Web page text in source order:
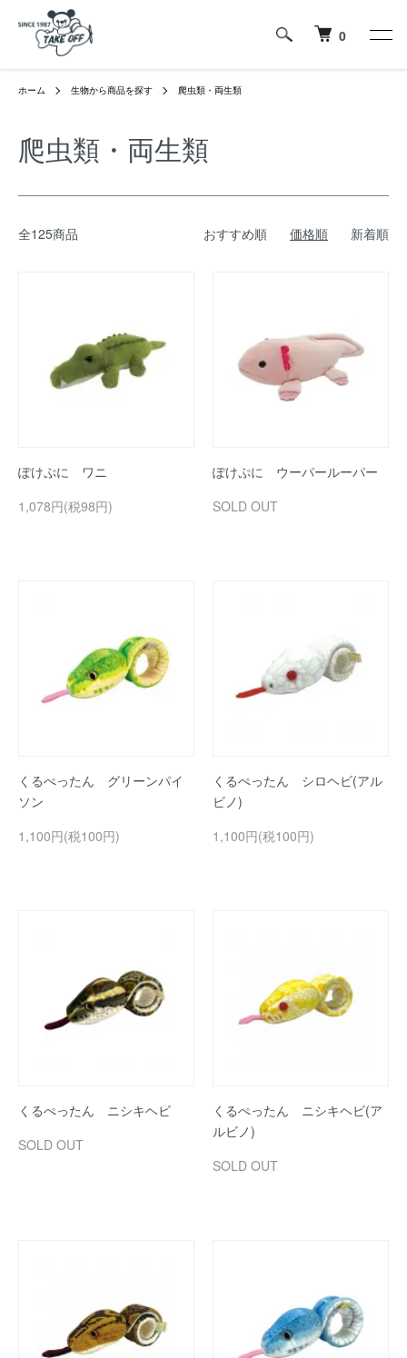
0
ホーム 生物から商品を探す 爬虫類・両生類
爬虫類・両生類
全125商品 おすすめ順 価格順 新着順
ぽけぷに ワニ
1,078円(税98円)
ぽけぷに ウーパールーパー
SOLD OUT
くるぺったん グリーンパイ
ソン
1,100円(税100円)
くるぺったん シロヘビ(アル
ビノ)
1,100円(税100円)
くるぺったん ニシキヘビ
SOLD OUT
くるぺったん ニシキヘビ(ア
ルビノ)
SOLD OUT